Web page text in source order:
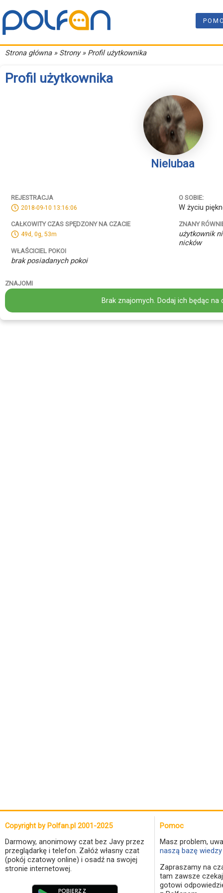
Strona główna» Strony » Profil użytkownika
Profil użytkownika
Nielubaa
REJESTRACJA
2018-09-10 13:16:06
CAŁKOWITY CZAS SPĘDZONY NA CZACIE
49d, 0g, 53m
WŁAŚCICIEL POKOI
brak posiadanych pokoi
O SOBIE:
W życiu
ZNANY
użytkownik
nicków
ZNAJOMI
Brak znajomych. Dodaj ich będąc na
Copyright by Polfan.pl 2001-2025
Darmowy, anonimowy czat bez Javy przez
przeglądarkę i telefon. Załóż własny czat
(pokój czatowy online) i osadź na swojej
stronie internetowej.
Pomoc
Masz problem,
naszą bazę
Zapraszamy na
tam zawsze
gotowi